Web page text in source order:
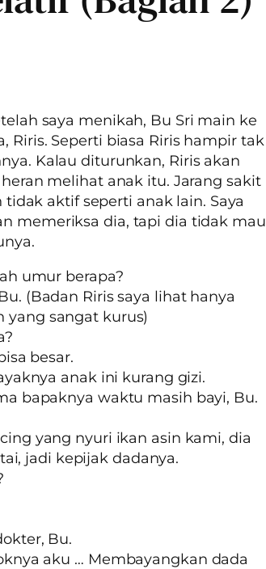
saya menikah, Bu Sri main ke
Riris. Seperti biasa Riris hampir tak
Kalau diturunkan, Riris akan
melihat anak itu. Jarang sakit
aktif seperti anak lain. Saya
memeriksa dia, tapi dia tidak mau
umur berapa?
(Badan Riris saya lihat hanya
yang sangat kurus)
besar.
anak ini kurang gizi.
bapaknya waktu masih bayi, Bu.
yang nyuri ikan asin kami, dia
jadi kepijak dadanya.
Bu.
aku … Membayangkan dada